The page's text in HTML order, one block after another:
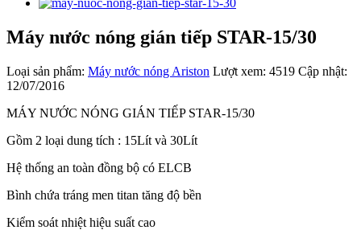
Máy nước nóng gián tiếp STAR-15/30
Loại sản phẩm: Máy nước nóng Ariston Lượt xem: 4519 Cập nhật:
12/07/2016
MÁY NƯỚC NÓNG GIÁN TIẾP STAR-15/30
Gồm 2 loại dung tích : 15Lít và 30Lít
Hệ thống an toàn đồng bộ có ELCB
Bình chứa tráng men titan tăng độ bền
Kiểm soát nhiệt hiệu suất cao